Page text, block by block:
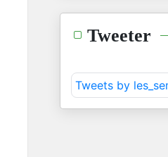
Tweeter
Tweets by